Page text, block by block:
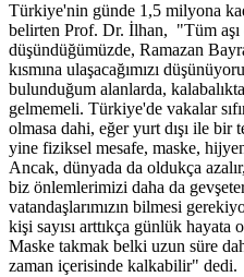
Türkiye'nin günde 1,5 milyona
belirten Prof. Dr. İlhan, "Tüm aşı
düşündüğümüzde, Ramazan
kısmına ulaşacağımızı
bulunduğum alanlarda,
gelmemeli. Türkiye'de vakalar
olmasa dahi, eğer yurt dışı ile bir
yine fiziksel mesafe, maske,
Ancak, dünyada da oldukça
biz önlemlerimizi daha da
vatandaşlarımızın bilmesi
kişi sayısı arttıkça günlük hayata
Maske takmak belki uzun süre
zaman içerisinde kalkabilir" dedi.